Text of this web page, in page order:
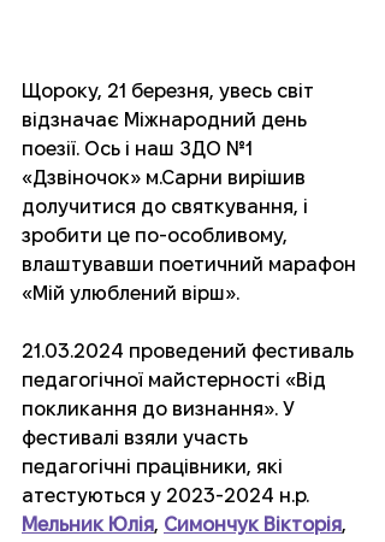
Щороку, 21 березня, увесь світ
відзначає Міжнародний день
поезії. Ось і наш ЗДО №1
«Дзвіночок» м.Сарни вирішив
долучитися до святкування, і
зробити це по-особливому,
влаштувавши поетичний марафон
«Мій улюблений вірш».
21.03.2024 проведений фестиваль
педагогічної майстерності «Від
покликання до визнання». У
фестивалі взяли участь
педагогічні працівники, які
атестуються у 2023-2024 н.р.
Мельник Юлія, Симончук Вікторія,